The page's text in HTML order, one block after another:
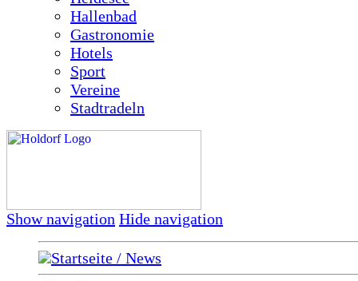
Hallenbad
Gastronomie
Hotels
Sport
Vereine
Stadtradeln
Show navigation Hide navigation
Startseite / News